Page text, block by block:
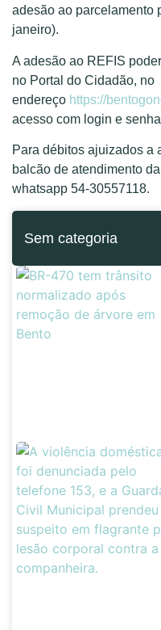
adesão ao parcelamento
janeiro).
A adesão ao REFIS
no Portal do Cidadão, no
endereço https://
acesso com login e
Para débitos ajuizados a
balcão de atendimento
whatsapp 54-30557118.
Sem categoria